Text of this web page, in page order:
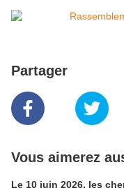
Partager
Vous aimerez
Le 10 juin 2026, les